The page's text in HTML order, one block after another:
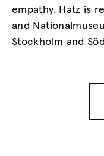
empathy. Hatz is
and
Stockholm and